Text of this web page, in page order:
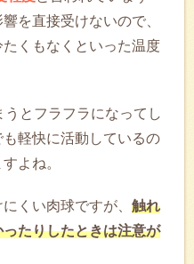
を直接受けないので、
くもなくといった温度
とフラフラになってし
軽快に活動しているの
よね。
くい肉球ですが、 触れ
たりしたときは注意が